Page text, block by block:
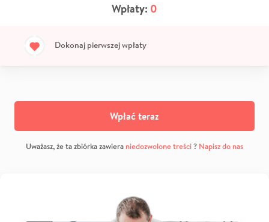
Wpłaty: 0
Dokonaj pierwszej wpłaty
Wpłać teraz
Uważasz, że ta zbiórka zawiera niedozwolone treści? Napisz do nas